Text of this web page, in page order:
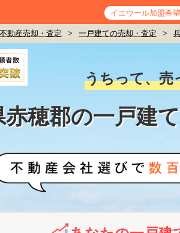
イエウール加盟希
不動産売却・査定 > 一戸建ての売却・査定 >
うちって、売
赤穂郡の一戸建